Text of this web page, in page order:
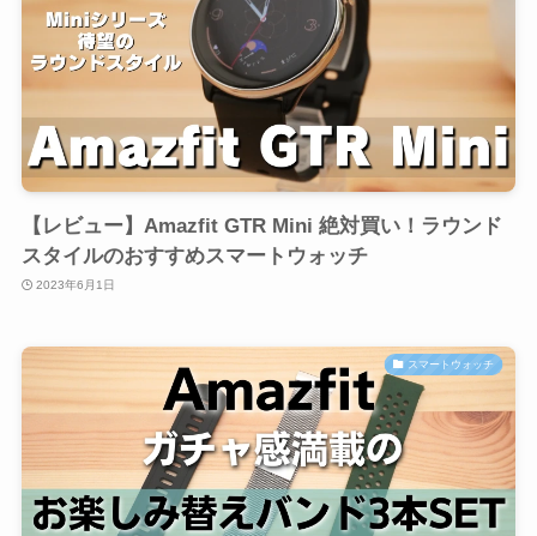
【レビュー】Amazfit GTR Mini 絶対買い！ラウンド
スタイルのおすすめスマートウォッチ
2023年6月1日
スマートウォッチ